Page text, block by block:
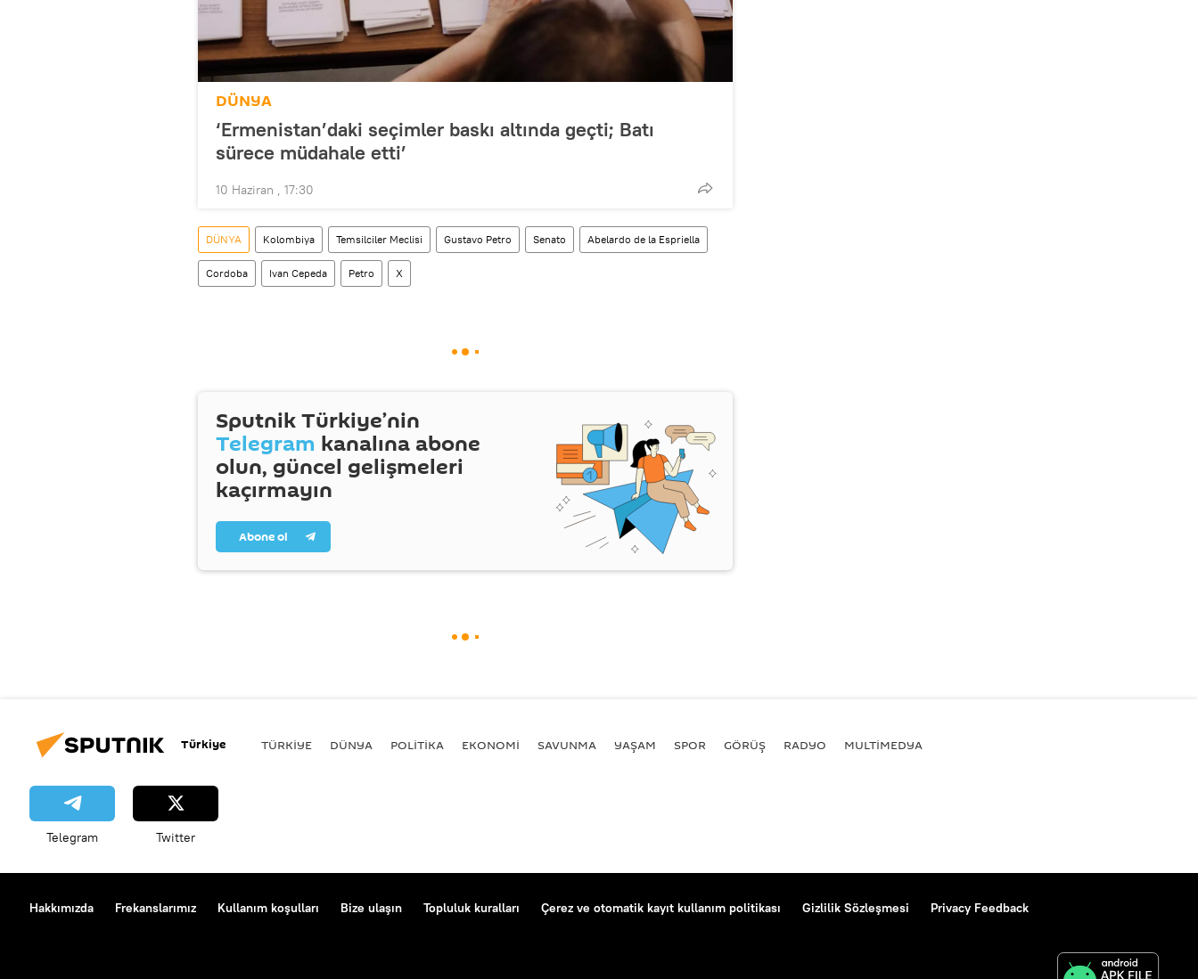
DÜNYA
‘Ermenistan’daki seçimler baskı altında geçti; Batı
sürece müdahale etti’
10 Haziran , 17:30
DÜNYA Kolombiya Temsilciler Meclisi Gustavo Petro Senato Abelardo de la Espriella
Cordoba Ivan Cepeda Petro X
Sputnik Türkiye’nin
Telegram kanalına abone
olun, güncel gelişmeleri
kaçırmayın
Abone ol
Türkiye TÜRKIYE DÜNYA POLİTİKA EKONOMİ SAVUNMA YAŞAM SPOR GÖRÜŞ RADYO MULTİMEDYA
Telegram Twitter
Hakkımızda Frekanslarımız Kullanım koşulları Bize ulaşın Topluluk kuralları Çerez ve otomatik kayıt kullanım politikası Gizlilik Sözleşmesi Privacy Feedback